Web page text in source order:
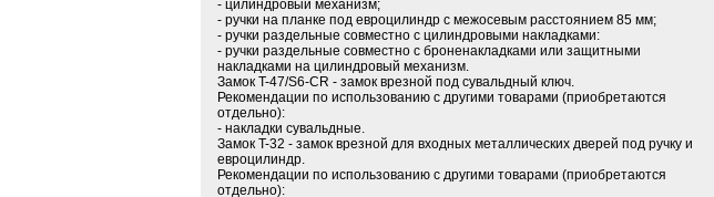
- цилиндровый механизм;
- ручки на планке под евроцилиндр с межосевым расстоянием 85 мм;
- ручки раздельные совместно с цилиндровыми накладками:
- ручки раздельные совместно с броненакладками или защитными
накладками на цилиндровый механизм.
Замок T-47/S6-CR - замок врезной под сувальдный ключ.
Рекомендации по использованию с другими товарами (приобретаются
отдельно):
- накладки сувальдные.
Замок T-32 - замок врезной для входных металлических дверей под ручку и
евроцилиндр.
Рекомендации по использованию с другими товарами (приобретаются
отдельно):